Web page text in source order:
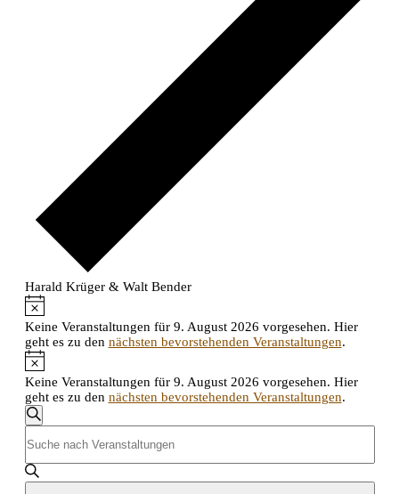
Harald Krüger & Walt Bender
Veranstaltungen
für
9.
August
2026
Hinweis
Keine Veranstaltungen für 9. August 2026 vorgesehen. Hier
geht es zu den nächsten bevorstehenden Veranstaltungen.
Hinweis
Keine Veranstaltungen für 9. August 2026 vorgesehen. Hier
geht es zu den nächsten bevorstehenden Veranstaltungen.
Veranstaltungen
Suche
und
Suche
Schlüsselwort
eingeben.
Suche